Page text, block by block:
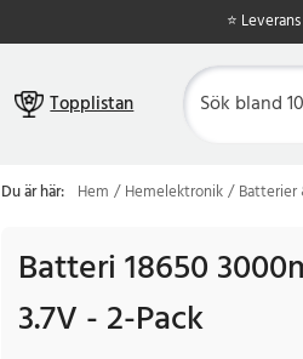
⭐
Topplistan
Du är här: Hem Hemelektronik Batterier
Batteri 18650
3.7V - 2-Pack